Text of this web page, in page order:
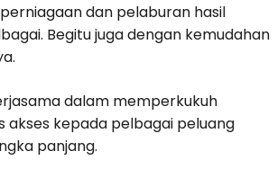
dan pelaburan hasil
Begitu juga dengan kemudahan
dalam memperkukuh
kepada pelbagai peluang
panjang.